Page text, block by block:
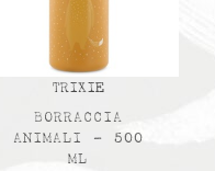
TRIXIE
BORRACCIA
ANIMALI – 500
ML